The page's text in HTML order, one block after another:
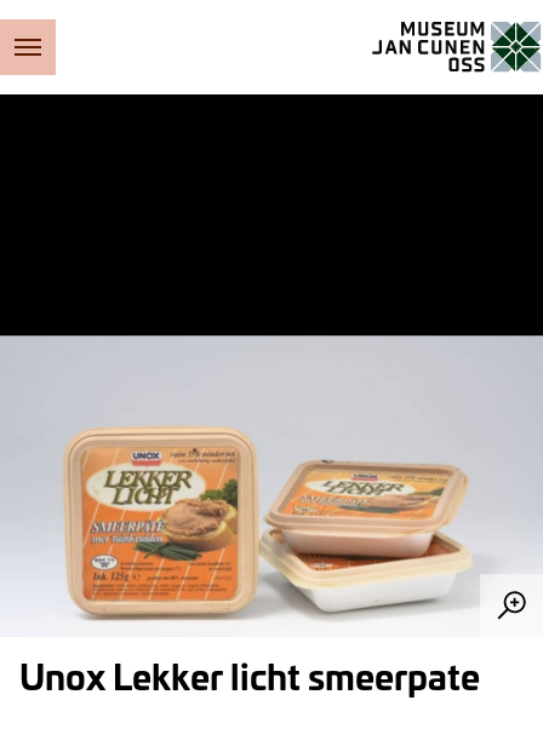
Unox Lekker licht smeerpate